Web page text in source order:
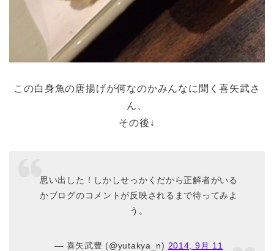
この白身魚の唐揚げが何なのかみんなに聞く喜矢武さ
ん、
その後↓
思い出した！しかしせっかくだから正解者がいる
かブログのコメントが反映されるまで待ってみよ
う。
— 喜矢武豊 (@yutakya_n) 2014, 9月 11